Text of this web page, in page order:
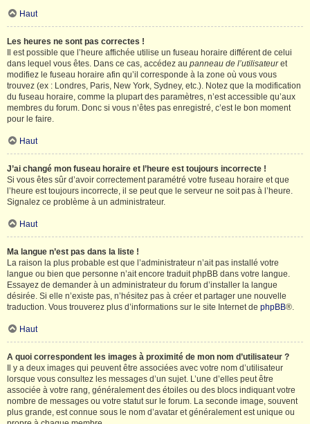
Haut
Les heures ne sont pas correctes !
Il est possible que l’heure affichée utilise un fuseau horaire différent de celui
dans lequel vous êtes. Dans ce cas, accédez au panneau de l’utilisateuret
modifiez le fuseau horaire afin qu’il corresponde à la zone où vous vous
trouvez (ex : Londres, Paris, New York, Sydney, etc.). Notez que la modification
du fuseau horaire, comme la plupart des paramètres, n’est accessible qu’aux
membres du forum. Donc si vous n’êtes pas enregistré, c’est le bon moment
pour le faire.
Haut
J’ai changé mon fuseau horaire et l’heure est toujours incorrecte !
Si vous êtes sûr d’avoir correctement paramétré votre fuseau horaire et que
l’heure est toujours incorrecte, il se peut que le serveur ne soit pas à l’heure.
Signalez ce problème à un administrateur.
Haut
Ma langue n’est pas dans la liste !
La raison la plus probable est que l’administrateur n’ait pas installé votre
langue ou bien que personne n’ait encore traduit phpBB dans votre langue.
Essayez de demander à un administrateur du forum d’installer la langue
désirée. Si elle n’existe pas, n’hésitez pas à créer et partager une nouvelle
traduction. Vous trouverez plus d’informations sur le site Internet de phpBB®.
Haut
A quoi correspondent les images à proximité de mon nom d’utilisateur ?
Il y a deux images qui peuvent être associées avec votre nom d’utilisateur
lorsque vous consultez les messages d’un sujet. L’une d’elles peut être
associée à votre rang, généralement des étoiles ou des blocs indiquant votre
nombre de messages ou votre statut sur le forum. La seconde image, souvent
plus grande, est connue sous le nom d’avatar et généralement est unique ou